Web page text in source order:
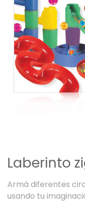
Previous
Laberinto
Armá diferentes
usando tu